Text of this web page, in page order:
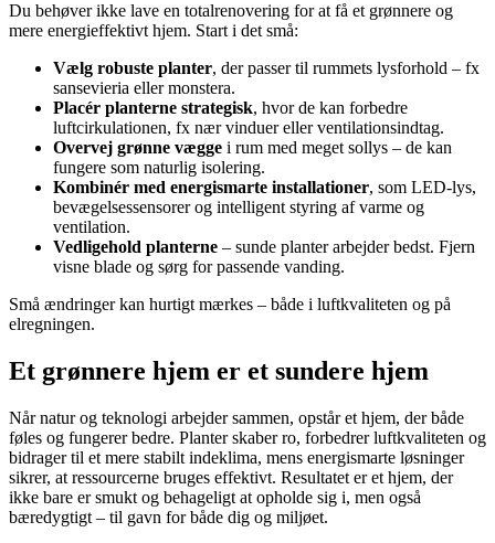
Du behøver ikke lave en totalrenovering for at få et grønnere og
mere energieffektivt hjem. Start i det små:
Vælg robuste planter, der passer til rummets lysforhold – fx
sansevieria eller monstera.
Placér planterne strategisk, hvor de kan forbedre
luftcirkulationen, fx nær vinduer eller ventilationsindtag.
Overvej grønne vægge i rum med meget sollys – de kan
fungere som naturlig isolering.
Kombinér med energismarte installationer, som LED-lys,
bevægelsessensorer og intelligent styring af varme og
ventilation.
Vedligehold planterne – sunde planter arbejder bedst. Fjern
visne blade og sørg for passende vanding.
Små ændringer kan hurtigt mærkes – både i luftkvaliteten og på
elregningen.
Et grønnere hjem er et sundere hjem
Når natur og teknologi arbejder sammen, opstår et hjem, der både
føles og fungerer bedre. Planter skaber ro, forbedrer luftkvaliteten og
bidrager til et mere stabilt indeklima, mens energismarte løsninger
sikrer, at ressourcerne bruges effektivt. Resultatet er et hjem, der
ikke bare er smukt og behageligt at opholde sig i, men også
bæredygtigt – til gavn for både dig og miljøet.